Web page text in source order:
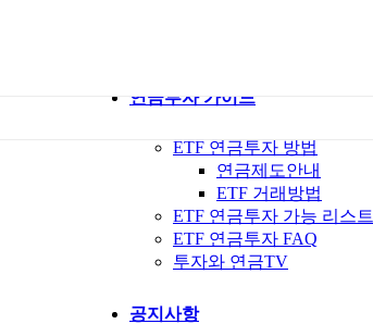
연금투자 가이드
ETF 연금투자 방법
연금제도안내
ETF 거래방법
ETF 연금투자 가능 리스트
ETF 연금투자 FAQ
투자와 연금TV
공지사항